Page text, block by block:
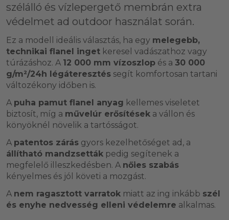
szélálló és vízlepergető membrán extra
védelmet ad outdoor használat során.
Ez a modell ideális választás, ha egy melegebb,
technikai flanel inget keresel vadászathoz vagy
túrázáshoz. A 12 000 mm vízoszlop és a 30 000
g/m²/24h légáteresztés segít komfortosan tartani
változékony időben is.
A puha pamut flanel anyag kellemes viseletet
biztosít, míg a művelúr erősítések a vállon és
könyöknél növelik a tartósságot.
A patentos zárás gyors kezelhetőséget ad, a
állítható mandzsetták pedig segítenek a
megfelelő illeszkedésben. A nőies szabás
kényelmes és jól követi a mozgást.
A nem ragasztott varratok miatt az ing inkább szél
és enyhe nedvesség elleni védelemre alkalmas.